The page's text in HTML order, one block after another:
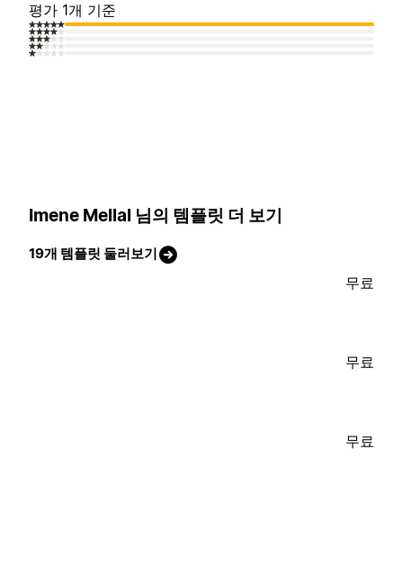
평가 1개 기준
Imene Mellal 님의 템플릿 더 보기
19개 템플릿 둘러보기
무료
무료
무료